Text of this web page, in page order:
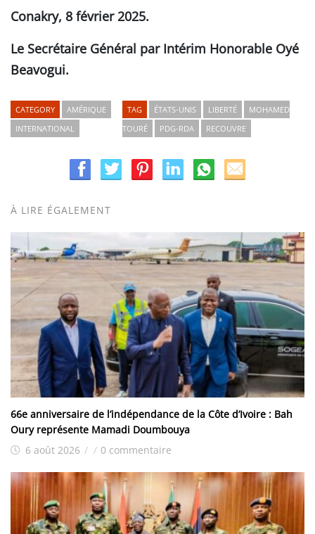
Conakry, 8 février 2025.
Le Secrétaire Général par Intérim Honorable Oyé
Beavogui.
CATEGORY
AMÉRIQUE
INTERNATIONAL
TAG ÉTATS-UNIS LIBERTÉ
MOHAMED
TOURÉ
PDG-RDA RECOUVRE
À LIRE ÉGALEMENT
66e anniversaire de l’indépendance de la Côte d’Ivoire : Bah
Oury représente Mamadi Doumbouya
6 août 2026 / / 0 commentaire